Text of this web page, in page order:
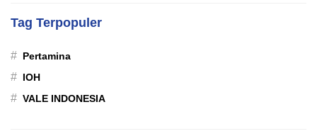
Tag Terpopuler
# Pertamina
# IOH
# VALE INDONESIA